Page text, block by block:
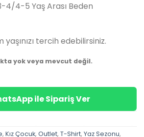
4-5 Yaş Arası Beden
yaşınızı tercih edebilirsiniz.
yok veya mevcut değil.
ile Sipariş Ver
, Kız Çocuk, Outlet, T-Shirt, Yaz Sezonu,